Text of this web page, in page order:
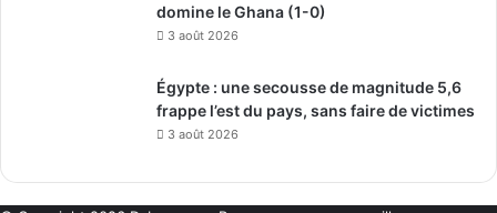
domine le Ghana (1-0)
3 août 2026
Égypte : une secousse de magnitude 5,6
frappe l’est du pays, sans faire de victimes
3 août 2026